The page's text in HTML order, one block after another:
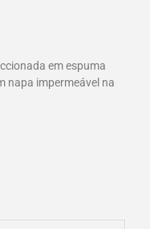
em espuma
napa impermeável na